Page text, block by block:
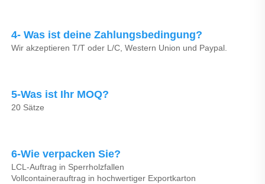
4- Was ist deine Zahlungsbedingung?
Wir akzeptieren T/T oder L/C, Western Union und Paypal.
5-Was ist Ihr MOQ?
20 Sätze
6-Wie verpacken Sie?
LCL-Auftrag in Sperrholzfallen
Vollcontainerauftrag in hochwertiger Exportkarton